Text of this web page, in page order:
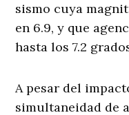
sismo cuya
en 6.9, y que
hasta los 7.2
A pesar del
simultaneidad de